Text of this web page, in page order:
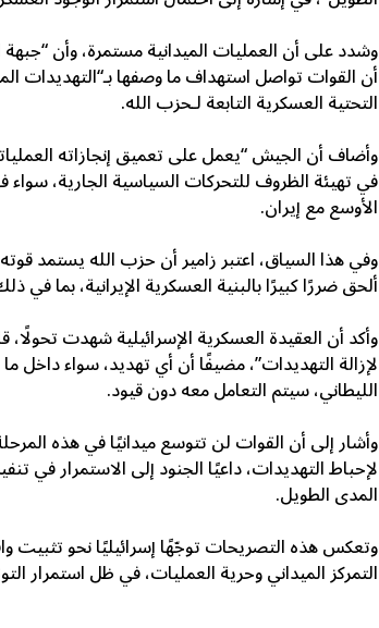
وشدد على أن العمليات الميدانية مستمرة، وأن “جبهة
أن القوات تواصل استهداف ما وصفها بـ“التهديدات
التحتية العسكرية التابعة لـحزب الله.
وأضاف أن الجيش “يعمل على تعميق إنجازاته
في تهيئة الظروف للتحركات السياسية الجارية، سواء
الأوسع مع إيران.
وفي هذا السياق، اعتبر زامير أن حزب الله يستمد
ألحق ضررًا كبيرًا بالبنية العسكرية الإيرانية، بما
وأكد أن العقيدة العسكرية الإسرائيلية شهدت تحولًا،
لإزالة التهديدات”، مضيفًا أن أي تهديد، سواء داخل
الليطاني، سيتم التعامل معه دون قيود.
وأشار إلى أن القوات لن تتوسع ميدانيًا في هذه
لإحباط التهديدات، داعيًا الجنود إلى الاستمرار في
المدى الطويل.
وتعكس هذه التصريحات توجّهًا إسرائيليًا نحو تثبيت
التمركز الميداني وحرية العمليات، في ظل استمرار